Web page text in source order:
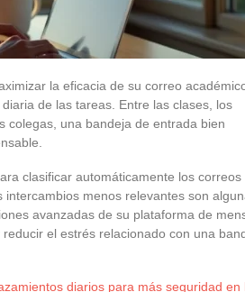
la eficacia de su correo
de las tareas. Entre las clases, los
colegas, una bandeja de entrada bien
clasificar automáticamente los correos
menos relevantes son
avanzadas de su plataforma de
el estrés relacionado con una
diarios para más seguridad en